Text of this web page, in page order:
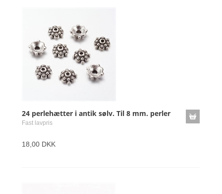
24 perlehætter i antik sølv. Til 8 mm. perler
Fast lavpris
18,00 DKK